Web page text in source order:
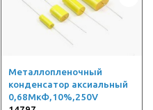
Металлопленочный
конденсатор аксиальный
0,68МкФ,10%,250V